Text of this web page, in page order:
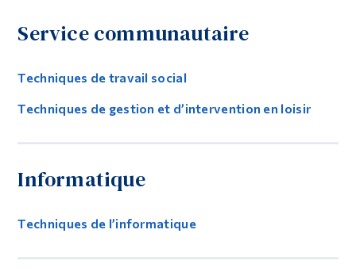
Service communautaire
Techniques de travail social
Techniques de gestion et d’intervention en loisir
Informatique
Techniques de l’informatique